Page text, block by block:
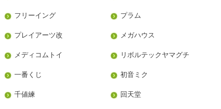
フリーイング プラム
プレイアーツ改 メガハウス
メディコムトイ リボルテックヤマグチ
一番くじ 初音ミク
千値練 回天堂